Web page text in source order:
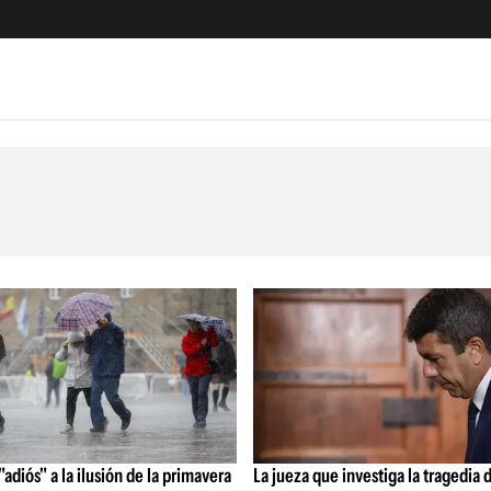
Unidos
a la ilusión de la primavera
La jueza que investiga la tragedia